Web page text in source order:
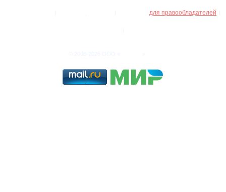
для правообладателей